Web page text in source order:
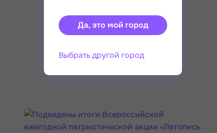
Да, это мой город
Выбрать другой город